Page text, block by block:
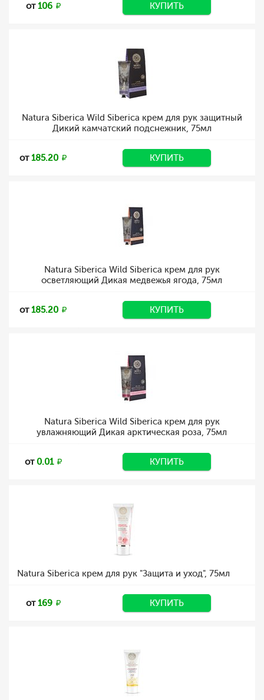
от106 КУПИТЬ
Natura Siberica Wild Siberica крем для рук защитный
Дикий камчатский подснежник, 75мл
от185.20 КУПИТЬ
Natura Siberica Wild Siberica крем для рук
осветляющий Дикая медвежья ягода, 75мл
от185.20 КУПИТЬ
Natura Siberica Wild Siberica крем для рук
увлажняющий Дикая арктическая роза, 75мл
от 0.01 КУПИТЬ
Natura Siberica крем для рук "Защита и уход", 75мл
от169 КУПИТЬ